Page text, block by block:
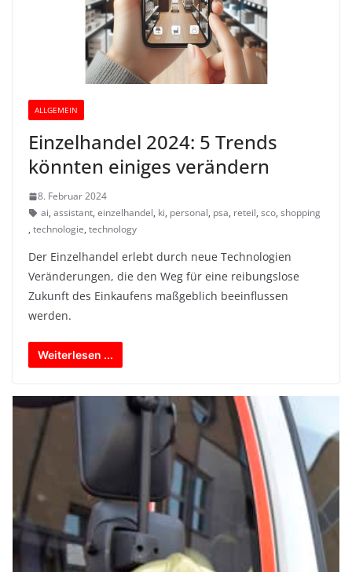
ALLGEMEIN
Einzelhandel 2024: 5 Trends
könnten einiges verändern
8. Februar 2024
ai, assistant, einzelhandel, ki, personal, psa, reteil, sco, shopping
, technologie, technology
Der Einzelhandel erlebt durch neue Technologien
Veränderungen, die den Weg für eine reibungslose
Zukunft des Einkaufens maßgeblich beeinflussen
werden.
Weiterlesen ...